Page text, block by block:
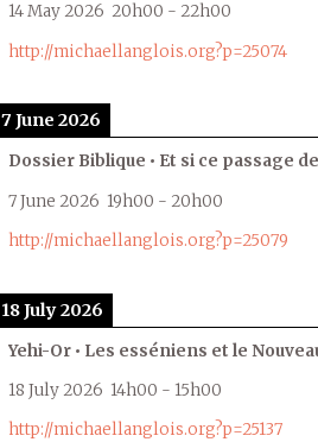
14 May 2026 20h00 - 22h00
http://michaellanglois.org?p=25074
7 June 2026
Dossier Biblique • Et si ce passage
7 June 2026 19h00 - 20h00
http://michaellanglois.org?p=25079
18 July 2026
Yehi-Or • Les esséniens et le
18 July 2026 14h00 - 15h00
http://michaellanglois.org?p=25137